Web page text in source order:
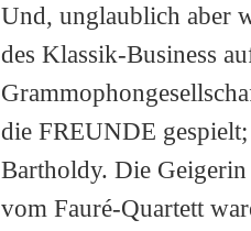
Und, unglaublich aber
des Klassik-Business
die FREUNDE
Bartholdy. Die
vom Fauré-Quartett